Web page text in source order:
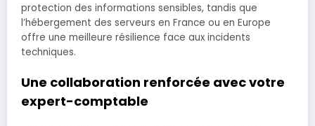
protection des informations sensibles, tandis que
l’hébergement des serveurs en France ou en Europe
offre une meilleure résilience face aux incidents
techniques.
Une collaboration renforcée avec votre
expert-comptable